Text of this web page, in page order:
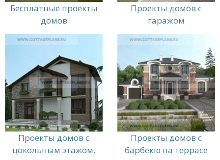
является выбор стройматериала, из которого
будет построен Ваш дом. Наша агентство с
необходимое закупить у нас. К тому же, если Вы у
нас закупаете стройматериалы, то проект дома
мы Вам сделаем в подарок. Если Вас
заинтересовало наше предложение заходите на
наш сайт, оставляйте заявки. В ближайшие
несколько часов с Вами свяжутся наши
специалисты и расскажут Вам о всех нюансах и
тонкостях.
Бесплатные проекты
домов
Проекты домов с
гаражом
Проекты домов с
цокольным этажом.
Проекты домов с
барбекю на террасе